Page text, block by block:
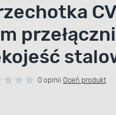
0 opinii Oceń produkt